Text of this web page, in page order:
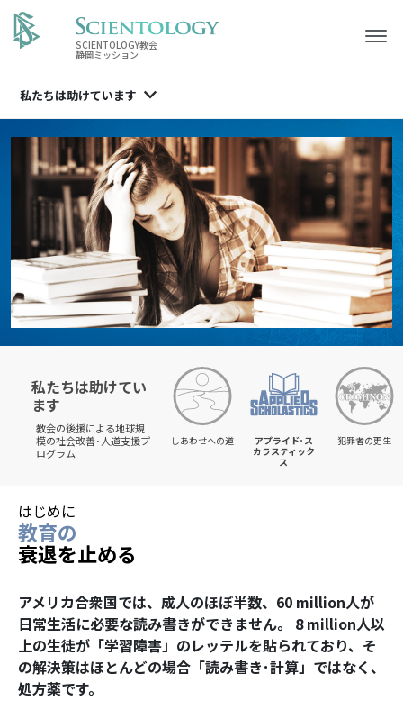
SCIENTOLOGY教会
静岡ミッション
私たちは助けています
私たちは助けてい
ます
教会の後援による地球規
模の社会改善･人道支援プ
ログラム
しあわせへの道
アプライド･ス
カラスティック
ス
犯罪者の更生
はじめに
教育の
衰退を止める
アメリカ合衆国では、成人のほぼ半数、 60 million人が
日常生活に必要な読み書きができません。 8 million人以
上の生徒が「学習障害」のレッテルを貼られており、そ
の解決策はほとんどの場合「読み書き･計算」ではなく、
処方薬です。